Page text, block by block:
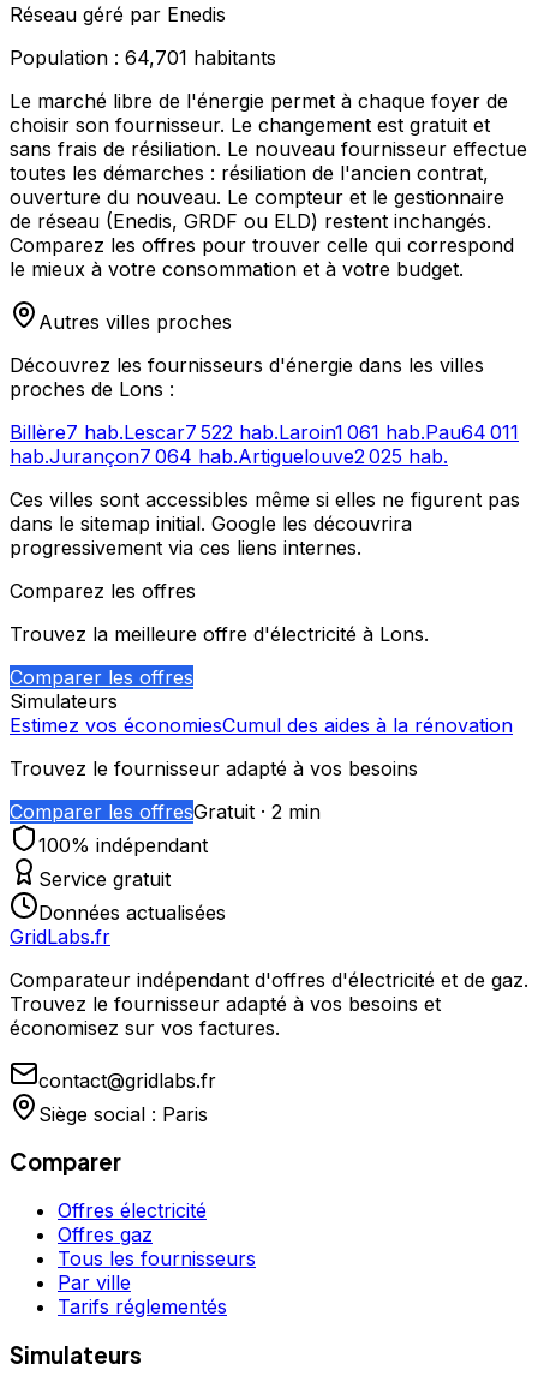
Réseau géré par Enedis
Population : 64,701 habitants
Le marché libre de l'énergie permet à chaque foyer de
choisir son fournisseur. Le changement est gratuit et
sans frais de résiliation. Le nouveau fournisseur effectue
toutes les démarches : résiliation de l'ancien contrat,
ouverture du nouveau. Le compteur et le gestionnaire
de réseau (Enedis, GRDF ou ELD) restent inchangés.
Comparez les offres pour trouver celle qui correspond
le mieux à votre consommation et à votre budget.
Autres villes proches
Découvrez les fournisseurs d'énergie dans les villes
proches de Lons :
Billère7 hab.Lescar7 522 hab.Laroin1 061 hab.Pau64 011
hab.Jurançon7 064 hab.Artiguelouve2 025 hab.
Ces villes sont accessibles même si elles ne figurent pas
dans le sitemap initial. Google les découvrira
progressivement via ces liens internes.
Comparez les offres
Trouvez la meilleure offre d'électricité à Lons.
Comparer les offres
Simulateurs
Estimez vos économiesCumul des aides à la rénovation
Trouvez le fournisseur adapté à vos besoins
Comparer les offresGratuit · 2 min
100% indépendant
Service gratuit
Données actualisées
GridLabs.fr
Comparateur indépendant d'offres d'électricité et de gaz.
Trouvez le fournisseur adapté à vos besoins et
économisez sur vos factures.
contact@gridlabs.fr
Siège social : Paris
Comparer
Offres électricité
Offres gaz
Tous les fournisseurs
Par ville
Tarifs réglementés
Simulateurs